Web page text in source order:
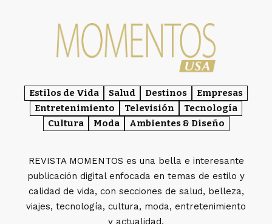
Estilos de Vida Salud Destinos
Empresas
Entretenimiento
Televisión
Tecnología
Cultura
Moda Ambientes & Diseño
REVISTA MOMENTOS es una bella e interesante
publicación digital enfocada en temas de estilo y
calidad de vida, con secciones de salud, belleza,
viajes, tecnología, cultura, moda, entretenimiento
y actualidad.